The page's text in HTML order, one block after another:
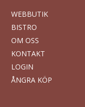
WEBBUTIK
BISTRO
OM OSS
KONTAKT
LOGIN
ÅNGRA KÖP